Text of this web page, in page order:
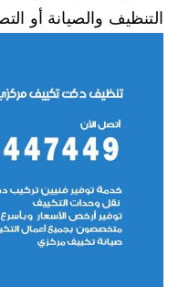
التنظيف والصيانة أو